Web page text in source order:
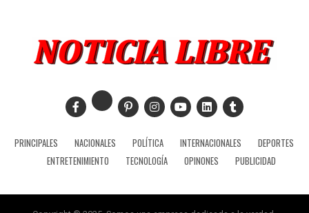
PRINCIPALES NACIONALES POLÍTICA INTERNACIONALES
DEPORTES
ENTRETENIMIENTO
TECNOLOGÍA OPINONES PUBLICIDAD